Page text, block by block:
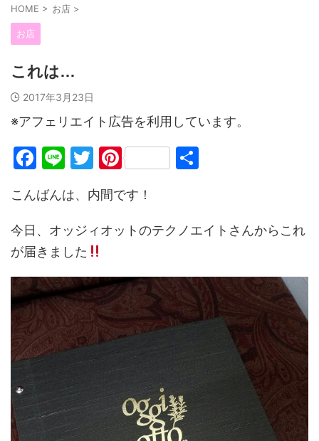
HOME > お店 >
お店
これは…
2017年3月23日
※アフェリエイト広告を利用しています。
F
c
e
b
o
o
k
Li
e
T
itt
er
Pi
er
e
こんばんは、内間です！
今日、オッジィオットのテクノエイトさんからこれ
が届きました